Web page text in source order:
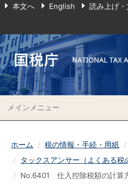
本文へ English 読み上げ
メインメニュー
ホーム 税の情報・手続・用紙
タックスアンサー（よくある税
No.6401 仕入控除税額の計算